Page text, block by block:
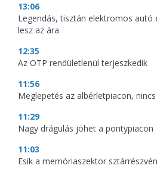
13:06
Legendás, tisztán elektromos autó
lesz az ára
12:35
Az OTP rendületlenül terjeszkedik
11:56
Meglepetés az albérletpiacon,
11:29
Nagy drágulás jöhet a pontypiacon
11:03
Esik a memóriaszektor